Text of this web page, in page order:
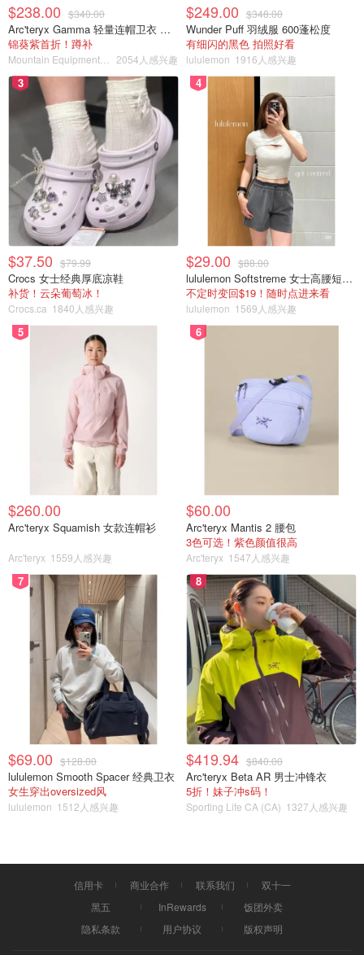
jingjingshiwo 查看原帖
📦 一起来开箱！ 产品的包装盒就是快递盒，木有什么特别
的标志和图片，随机器一起寄来的还有电源线，说明书，一
卷真空卷袋（8”*10”）和十个密封真空袋（1夸脱）。这款机
器型号vs1100，重量大概2公斤，身材苗条，可以随意放在
厨房角落。主要两大功能：真空和封口。 ...
产品质量
承天载物 14 查看原帖
抽出氧气，保持食物真空隔离，是储存食物的最好办法。实
验证明在低氧的情况下，微生物的生长和繁殖会急速下降。
因此，真空包装可以防止食物变味变质。另外对于干货杂
粮，真空包装也可以起到防潮防蛀虫的功效。...
$238.00 $340.00
Arc'teryx Gamma 轻量连帽卫衣 女款
锦葵紫首折！蹲补
2054人感兴趣
$249.00 $348.00
Wunder Puff 羽绒服 600蓬松度
有细闪的黑色 拍照好看
lululemon 1916人感兴趣
3
$37.50 $79.99
Crocs 女士经典厚底凉鞋
补货！云朵葡萄冰！
Crocs.ca 1840人感兴趣
4
$29.00 $88.00
lululemon Softstreme 女士高腰短裤 10cm
不定时变回$19！随时点进来看
lululemon 1569人感兴趣
5
$260.00
Arc'teryx Squamish 女款连帽衫
Arc'teryx 1559人感兴趣
6
$60.00
Arc'teryx Mantis 2 腰包
3色可选！紫色颜值很高
Arc'teryx 1547人感兴趣
7
$69.00 $128.00
lululemon Smooth Spacer 经典卫衣
女生穿出oversized风
lululemon 1512人感兴趣
8
$419.94 $840.00
Arc'teryx Beta AR 男士冲锋衣
5折！妹子冲s码！
Sporting Life CA (CA) 1327人感兴趣
信用卡 商业合作 联系我们
双十一
黑五
InRewards
饭团外卖
隐私条款
用户协议 版权声明